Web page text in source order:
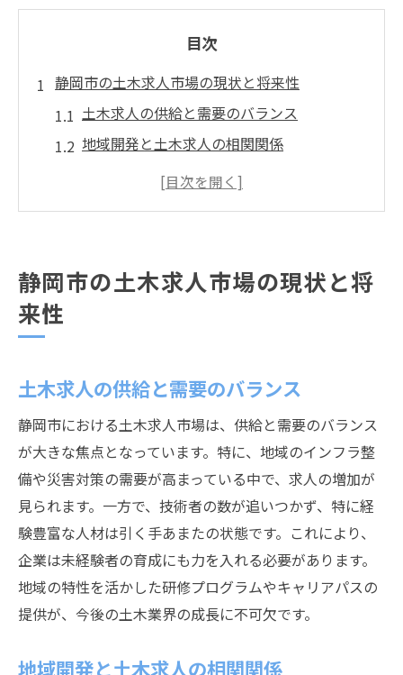
目次
静岡市の土木求人市場の現状と将来性
土木求人の供給と需要のバランス
地域開発と土木求人の相関関係
静岡市の土木技術者の雇用動向
静岡市の土木セクターが直面する課題
土木業界でキャリアを広げる静岡市の魅力
静岡市における土木技術者の生活水準
地元企業と連携するメリット
静岡市の経済成長と土木キャリア
地域資源を活用した土木開発の魅力
未経験者に優しい静岡市の土木求人特集
未経験者向け研修プログラムの紹介
土木業界未経験者のキャリアサポート
初めての土木求人探しのポイント
キャリアチェンジへのサポート体制
静岡市の土木求人市場の現状と将
来性
土木求人の供給と需要のバランス
静岡市における土木求人市場は、供給と需要のバランス
が大きな焦点となっています。特に、地域のインフラ整
備や災害対策の需要が高まっている中で、求人の増加が
見られます。一方で、技術者の数が追いつかず、特に経
験豊富な人材は引く手あまたの状態です。これにより、
企業は未経験者の育成にも力を入れる必要があります。
地域の特性を活かした研修プログラムやキャリアパスの
提供が、今後の土木業界の成長に不可欠です。
地域開発と土木求人の相関関係